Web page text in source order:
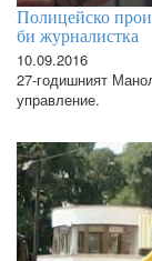
Полицейско
би журналистка
10.09.2016
27-годишният
управление.